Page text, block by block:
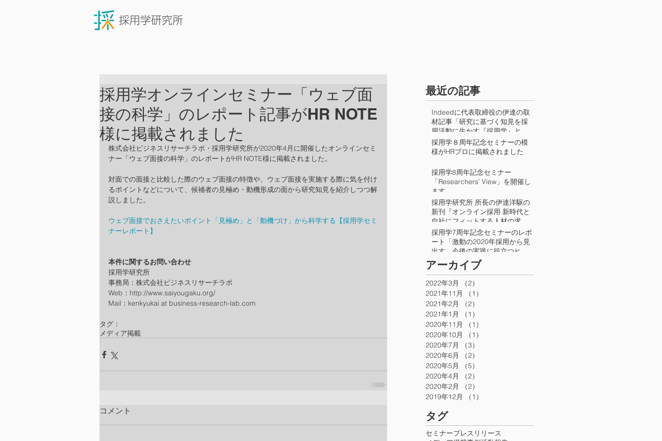
採用学オンラインセミナー「ウェブ面
接の科学」のレポート記事がHR NOTE
様に掲載されました
株式会社ビジネスリサーチラボ・採用学研究所が2020年4月に開催したオンラインセミ
ナー「ウェブ面接の科学」のレポートがHR NOTE様に掲載されました。
対面での面接と比較した際のウェブ面接の特徴や、ウェブ面接を実施する際に気を付け
るポイントなどについて、候補者の見極め・動機形成の面から研究知見を紹介しつつ解
説しました。
ウェブ面接でおさえたいポイント「見極め」と「動機づけ」から科学する【採用学セミ
ナーレポート】
本件に関するお問い合わせ
採用学研究所
事務局：株式会社ビジネスリサーチラボ
Web：http://www.saiyougaku.org/
Mail：kenkyukai at business-research-lab.com
タグ：
メディア掲載
コメント
​最近の記事
Indeedに代表取締役の伊達の取
材記事「研究に基づく知見を採
用活動に生かす『採用学』とは
何か？」が掲載されました
採用学８周年記念セミナーの模
様がHRプロに掲載されました
採用学8周年記念セミナー
「Researchers’ View」を開催し
ます
採用学研究所 所長の伊達洋駆の
新刊『オンライン採用 新時代と
自社にフィットする人材の求め
方』が日本能率協会マネジメン
トセンターより出版されました
採用学7周年記念セミナーのレポ
ート「激動の2020年採用から見
出す、今後の実践に役立つヒン
トとは」がBizHintにて公開され
ています
​アーカイブ
2022年3月 （2）
2021年11月
（1）
2021年2月
（2）
2021年1月
（1）
2020年11月
（1）
2020年10月
（1）
2020年7月
（3）
2020年6月
（2）
2020年5月
（5）
2020年4月
（2）
2020年2月
（2）
2019年12月
（1）
​タグ
セミナープレスリリース